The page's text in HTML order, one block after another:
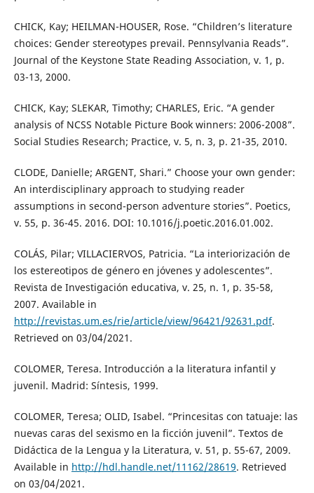
CHICK, Kay; HEILMAN-HOUSER, Rose. “Children’s literature
choices: Gender stereotypes prevail. Pennsylvania Reads”.
Journal of the Keystone State Reading Association, v. 1, p.
03-13, 2000.
CHICK, Kay; SLEKAR, Timothy; CHARLES, Eric. “A gender
analysis of NCSS Notable Picture Book winners: 2006-2008”.
Social Studies Research; Practice, v. 5, n. 3, p. 21-35, 2010.
CLODE, Danielle; ARGENT, Shari.” Choose your own gender:
An interdisciplinary approach to studying reader
assumptions in second-person adventure stories”. Poetics,
v. 55, p. 36-45. 2016. DOI: 10.1016/j.poetic.2016.01.002.
COLÁS, Pilar; VILLACIERVOS, Patricia. “La interiorización de
los estereotipos de género en jóvenes y adolescentes”.
Revista de Investigación educativa, v. 25, n. 1, p. 35-58,
2007. Available in
http://revistas.um.es/rie/article/view/96421/92631.pdf.
Retrieved on 03/04/2021.
COLOMER, Teresa. Introducción a la literatura infantil y
juvenil. Madrid: Síntesis, 1999.
COLOMER, Teresa; OLID, Isabel. “Princesitas con tatuaje: las
nuevas caras del sexismo en la ficción juvenil”. Textos de
Didáctica de la Lengua y la Literatura, v. 51, p. 55-67, 2009.
Available in http://hdl.handle.net/11162/28619. Retrieved
on 03/04/2021.